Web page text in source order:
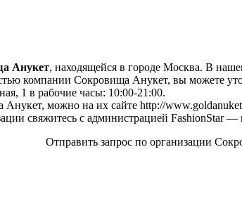
Анукет, находящейся в городе Москва. В
компании Сокровища Анукет, вы можете
1 в рабочие часы: 10:00-21:00.
Анукет, можно на их сайте http://
свяжитесь с администрацией FashionStar —
Отправить запрос по организации